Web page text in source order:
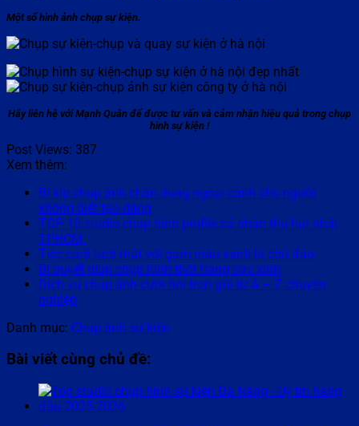
Một số hình ảnh chụp sự kiện.
Hãy liên hệ với Mạnh Quân để được tư vấn và cảm nhận hiệu quả trong chụp
hình sự kiện !
Post Views: 387
Xem thêm:
Bí kíp chụp ảnh chân dung ngoại cảnh cho người
không biết tạo dáng
TOP 10 studio chụp hình profile cá nhân thu hút nhất
TPHCM
Tiệc cưới tươi mát với gam màu xanh lá chủ đạo
Bí quyết giúp chụp hình thời trang cực xinh
Dịch vụ chụp ảnh cưới hỏi trọn gói từ A – Z chuyên
nghiệp
Danh mục: Chụp ảnh sự kiện
Bài viết cùng chủ đề: